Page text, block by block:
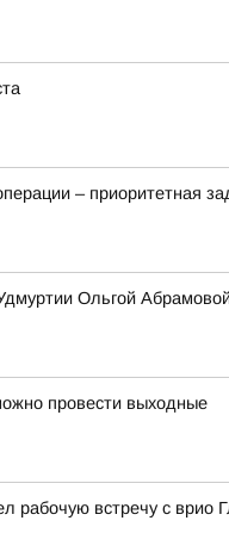
– приоритетная
Ольгой
провести выходные
рабочую встречу с